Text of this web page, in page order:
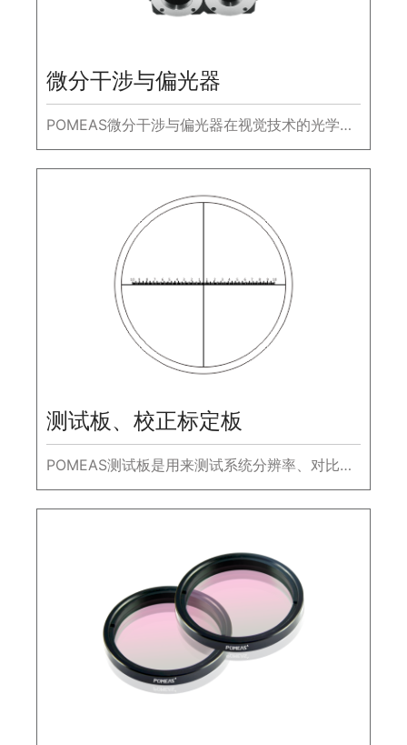
微分干涉与偏光器
POMEAS微分干涉与偏光器在视觉技术的光学调
节中起着重要作用
测试板、校正标定板
POMEAS测试板是用来测试系统分辨率、对比
度、MTF、景深、畸变以及远心等参数。网格校
正板用来校正视觉系统和显微镜载物台，以测试